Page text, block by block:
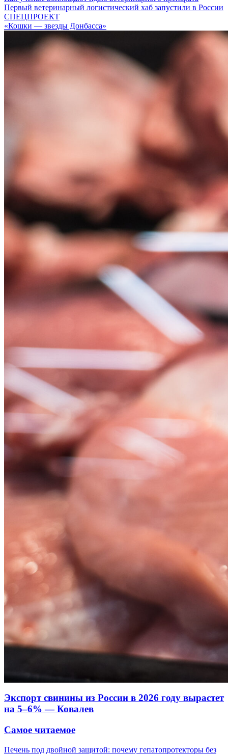
Первый ветеринарный логистический хаб запустили в России
СПЕЦПРОЕКТ
«Кошки — звезды Донбасса»
Экспорт свинины из России в 2026 году вырастет
на 5–6% — Ковалев
Самое читаемое
Печень под двойной защитой: почему гепатопротекторы без